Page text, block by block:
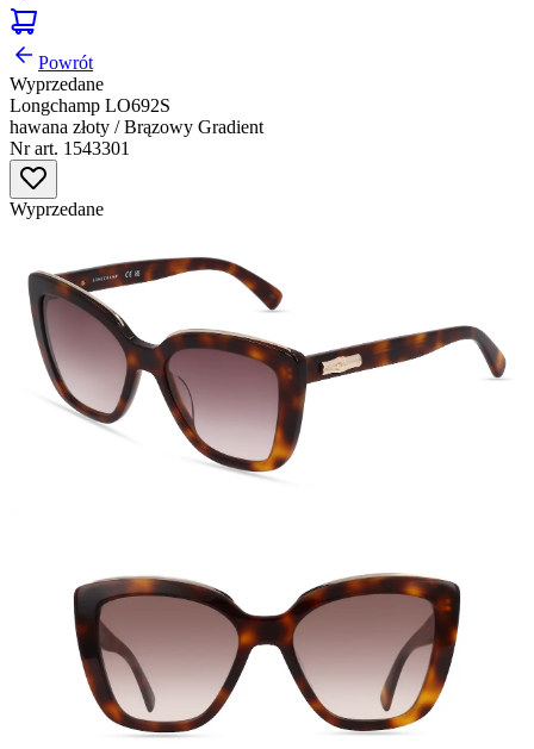
Powrót
Wyprzedane
Longchamp LO692S
hawana złoty / Brązowy Gradient
Nr art. 1543301
Wyprzedane